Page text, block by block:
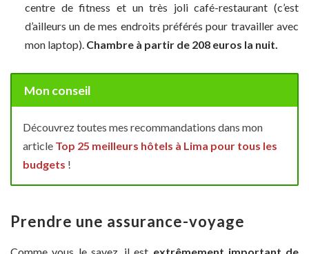
centre de fitness et un très joli café-restaurant (c’est
d’ailleurs un de mes endroits préférés pour travailler avec
mon laptop). Chambre à partir de 208 euros la nuit.
Mon conseil
Découvrez toutes mes recommandations dans mon
article Top 25 meilleurs hôtels à Lima pour tous les
budgets !
Prendre une assurance-voyage